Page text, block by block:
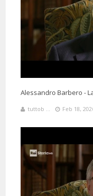
Alessandro Barbero -
tuttob ... Feb 18,